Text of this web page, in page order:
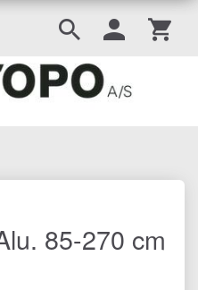
85-270 cm